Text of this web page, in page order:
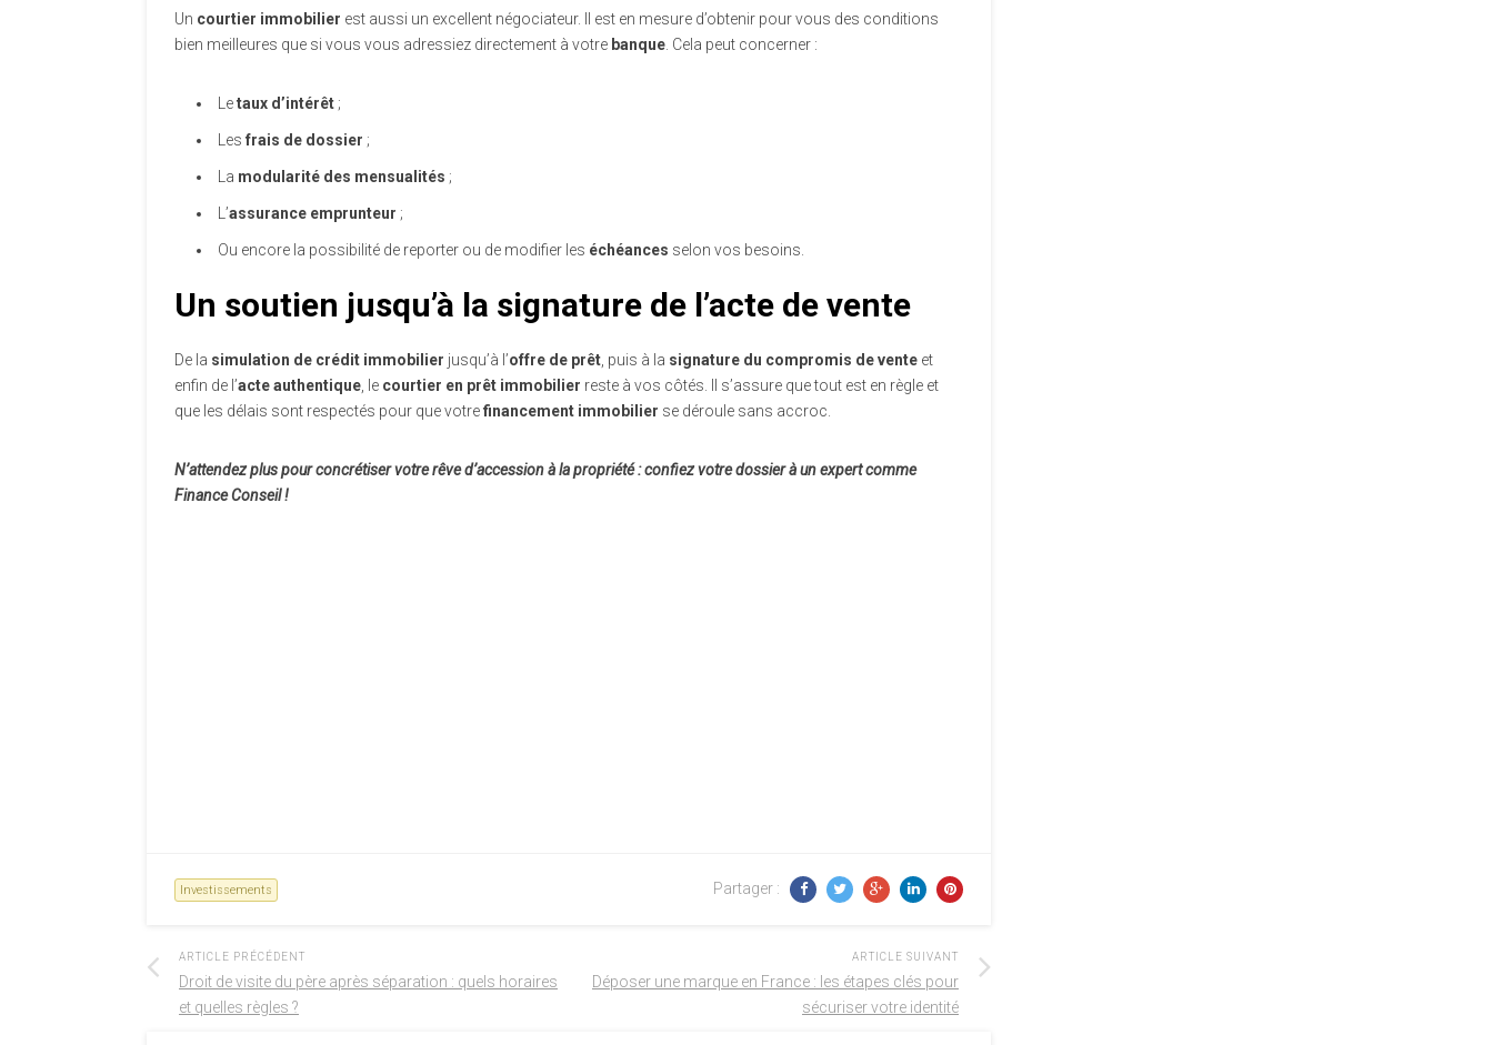
Un courtier immobilier est aussi un excellent négociateur. Il est en mesure d’obtenir pour vous des conditions
bien meilleures que si vous vous adressiez directement à votre banque . Cela peut concerner :
Letaux d’intérêt ;
Les frais de dossier ;
La modularité des mensualités ;
L’assurance emprunteur ;
Ou encore la possibilité de reporter ou de modifier les échéances selon vos besoins.
Un soutien jusqu’à la signature de l’acte de vente
De la simulation de crédit immobilier jusqu’à l’offre de prêt , puis à la signature du compromis de vente et
enfin de l’acte authentique , le courtier en prêt immobilier reste à vos côtés. Il s’assure que tout est en règle et
que les délais sont respectés pour que votrefinancement immobilier se déroule sans accroc.
N’attendez plus pour concrétiser votre rêve d’accession à la propriété : confiez votre dossier à un expert comme
Finance Conseil !
Investissements Partager :
ARTICLE PRÉCÉDENT
Droit de visite du père après séparation : quels horaires
et quelles règles ?
ARTICLE SUIVANT
Déposer une marque en France : les étapes clés pour
sécuriser votre identité